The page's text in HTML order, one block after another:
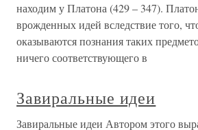
находим у Платона (429 – 347).
врожденных идей вследствие того,
оказываются познания таких
ничего соответствующего в
Завиральные идеи
Завиральные идеи Автором этого